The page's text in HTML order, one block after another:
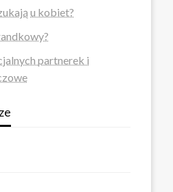
u kobiet?
partnerek i